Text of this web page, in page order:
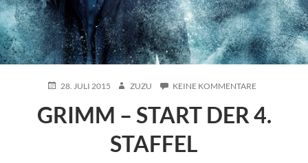
POSTED28. JULI 2015 AUTHOR
ZUZU KEINE KOMMENTAREZU
–
START
GRIMM – START DER 4.
STAFFEL